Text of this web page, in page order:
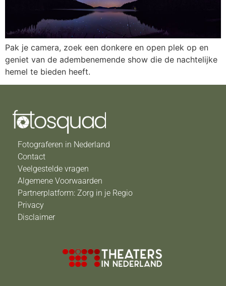
Pak je camera, zoek een donkere en open plek op en
geniet van de adembenemende show die de nachtelijke
hemel te bieden heeft.
Fotograferen in Nederland
Contact
Veelgestelde vragen
Algemene Voorwaarden
Partnerplatform: Zorg in je Regio
Privacy
Disclaimer